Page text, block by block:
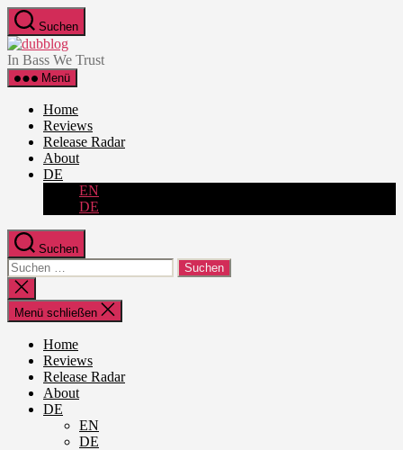
Zum
Inhalt
springen
Suchen
dubblog
In Bass We Trust
Menü
Home
Reviews
Release Radar
About
DE
EN
DE
Suchen
Suche
nach:
Suche
schließen
Menü schließen
Home
Reviews
Release Radar
About
DE
EN
DE